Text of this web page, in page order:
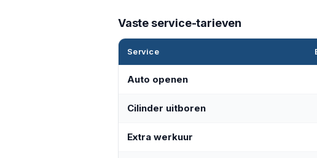
Vaste service-tarieven
Service
Auto openen
Cilinder uitboren
Extra werkuur